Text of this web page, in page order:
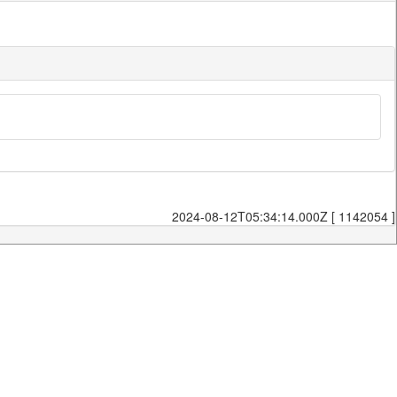
2024-08-12T05:34:14.000Z [ 1142054 ]